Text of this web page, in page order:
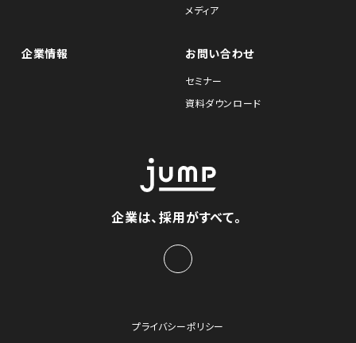
メディア
企業情報 お問い合わせ
セミナー
資料ダウンロード
企業は、採用がすべて。
プライバシーポリシー